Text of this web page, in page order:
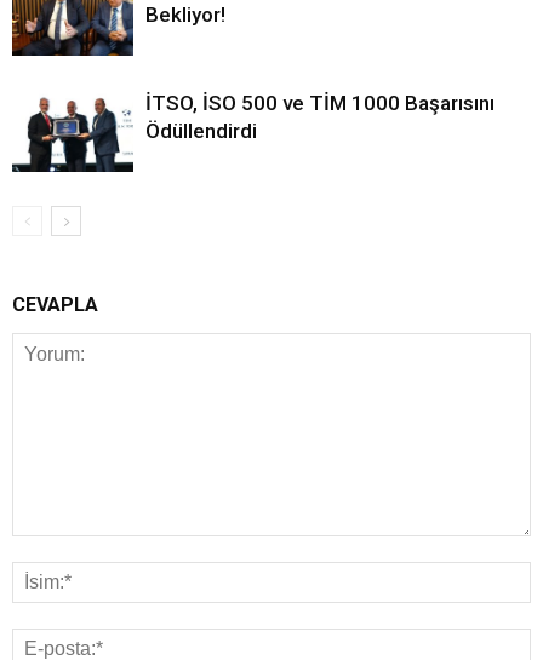
Bekliyor!
İTSO, İSO 500 ve TİM 1000 Başarısını
Ödüllendirdi
CEVAPLA